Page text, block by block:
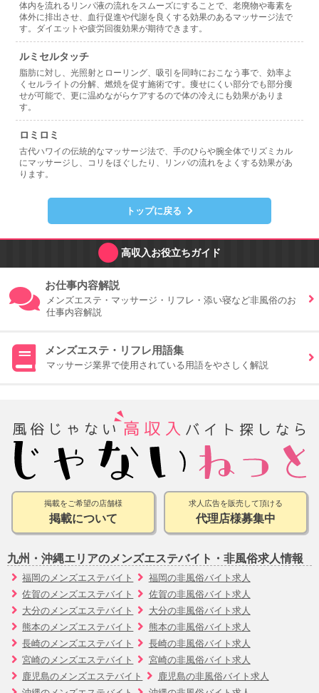
体内を流れるリンパ液の流れをスムーズにすることで、老廃物や毒素を
体外に排出させ、血行促進や代謝を良くする効果のあるマッサージ法で
す。ダイエットや疲労回復効果が期待できます。
ルミセルタッチ
脂肪に対し、光照射とローリング、吸引を同時におこなう事で、効率よ
くセルライトの分解、燃焼を促す施術です。痩せにくい部分でも部分痩
せが可能で、更に温めながらケアするので体の冷えにも効果がありま
す。
ロミロミ
古代ハワイの伝統的なマッサージ法で、手のひらや腕全体でリズミカル
にマッサージし、コリをほぐしたり、リンパの流れをよくする効果があ
ります。
トップに戻る
高収入お役立ちガイド
お仕事内容解説
メンズエステ・マッサージ・リフレ・添い寝など非風俗のお
仕事内容解説
メンズエステ・リフレ用語集
マッサージ業界で使用されている用語をやさしく解説
掲載をご希望の店舗様
掲載について
求人広告を販売して頂ける
代理店様募集中
九州・沖縄エリアのメンズエステバイト・非風俗求人情報
福岡のメンズエステバイト
福岡の非風俗バイト求人
佐賀のメンズエステバイト
佐賀の非風俗バイト求人
大分のメンズエステバイト
大分の非風俗バイト求人
熊本のメンズエステバイト
熊本の非風俗バイト求人
長崎のメンズエステバイト
長崎の非風俗バイト求人
宮崎のメンズエステバイト
宮崎の非風俗バイト求人
鹿児島のメンズエステバイト
鹿児島の非風俗バイト求人